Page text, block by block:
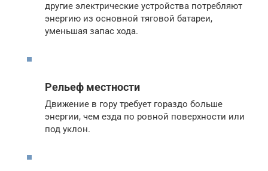
другие электрические устройства потребляют
энергию из основной тяговой батареи,
уменьшая запас хода.
Рельеф местности
Движение в гору требует гораздо больше
энергии, чем езда по ровной поверхности или
под уклон.